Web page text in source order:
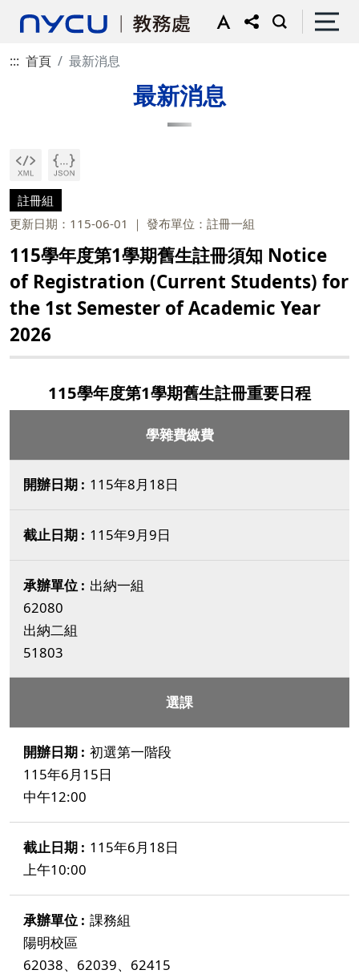
::: 首頁 最新消息
最新消息
註冊組
更新日期：115-06-01
發布單位：註冊一組
115學年度第1學期舊生註冊須知 Notice
of Registration (Current Students) for
the 1st Semester of Academic Year
2026
115學年度第1學期舊生註冊重要日程
學雜費繳費
115年8月18日
115年9月9日
出納一組
62080
出納二組
51803
選課
初選第一階段
115年6月15日
中午12:00
115年6月18日
上午10:00
課務組
陽明校區
62038、62039、62415